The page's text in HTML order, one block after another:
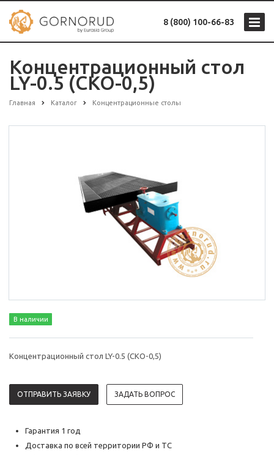
8 (800) 100-66-83
Концентрационный стол
LY-0.5 (СКО-0,5)
Главная Каталог Концентрационные столы
В наличии
Концентрационный стол LY-0.5 (СКО-0,5)
ОТПРАВИТЬ ЗАЯВКУ ЗАДАТЬ ВОПРОС
Гарантия 1 год
Доставка по всей территории РФ и ТС